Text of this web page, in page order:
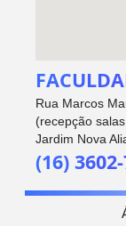
Rua Marcos
(recepção
Jardim Nova
(16)